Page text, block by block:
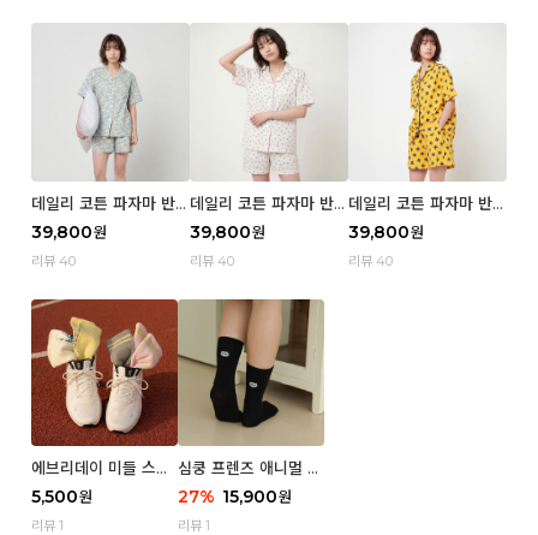
데일리 코튼 파자마 반팔
세트 (우먼) - 03 Sum
mer lane
39,800원
리뷰 40
데일리 코튼 파자마 반팔
세트 (우먼) - 02 Blue
cherry
39,800원
리뷰 40
데일리 코튼 파자마 반팔
세트 (우먼) - 01 Miz
39,800원
리뷰 40
에브리데이 미들 스포
츠 삭스 우먼 1P
5,500원
리뷰 1
심쿵 프렌즈 애니멀 삭
스 우먼 4P - 03 흑백
냥
27% 15,900원
리뷰 1